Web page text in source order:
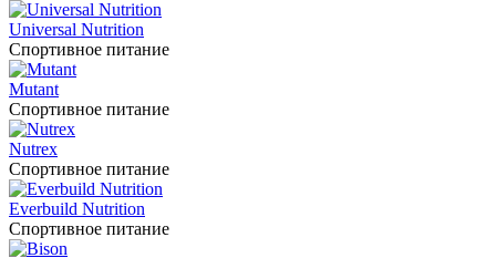
Universal Nutrition
Спортивное питание
Mutant
Спортивное питание
Nutrex
Спортивное питание
Everbuild Nutrition
Спортивное питание